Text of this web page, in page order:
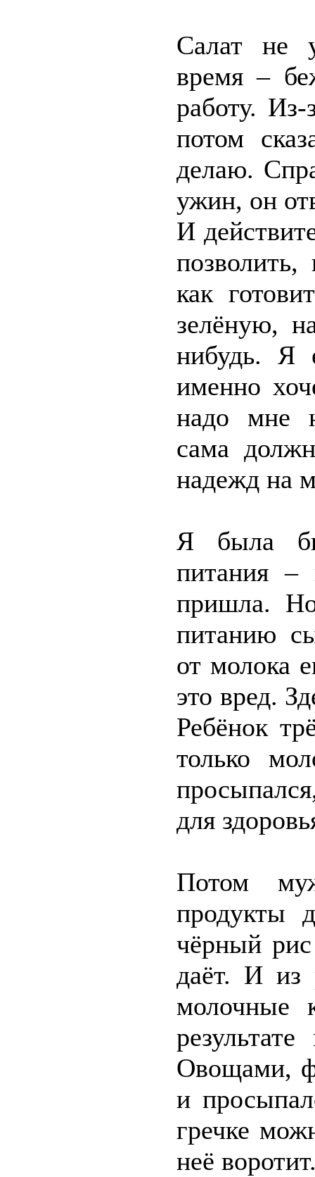
Салат не
время –
работу.
потом
делаю.
ужин, он
И
как
зелёную,
нибудь. Я
именно
надо мне
сама
надежд на
Я была
питания –
пришла.
питанию
от молока
это вред.
Ребёнок
только
для
Потом
продукты
чёрный
даёт. И из
молочные
Овощами,
и
гречке
неё